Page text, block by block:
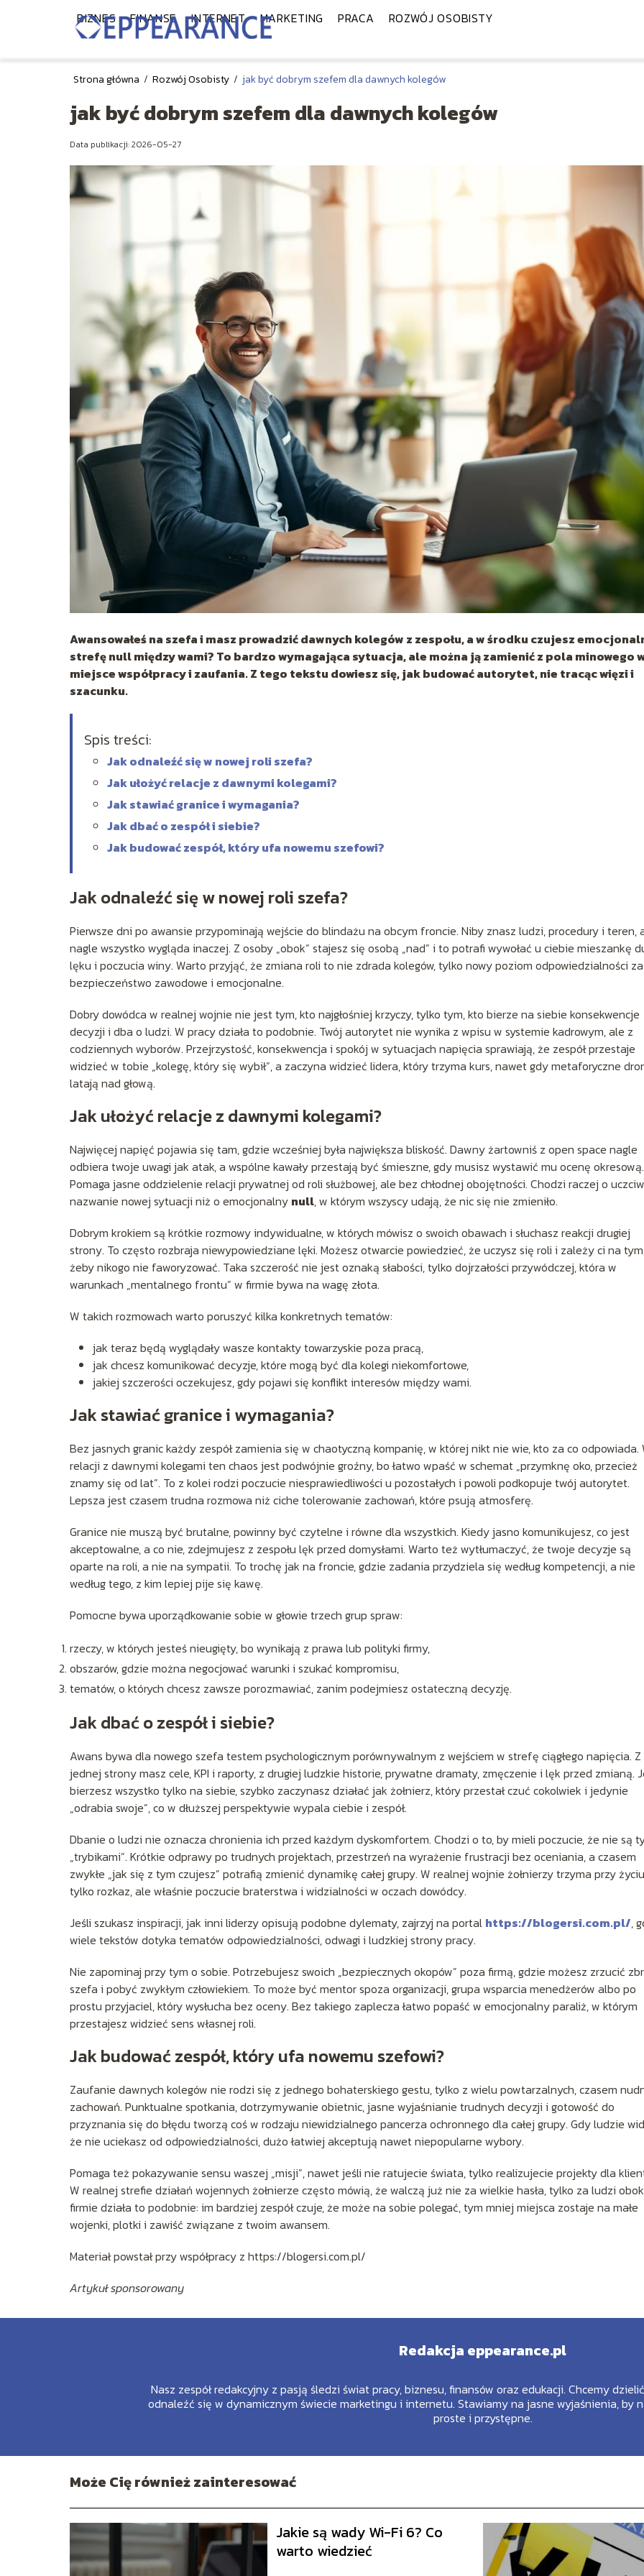
BIZNES FINANSE INTERNET MARKETING PRACA ROZWÓJ OSOBISTY
Strona główna / Rozwój Osobisty / jak być dobrym szefem dla dawnych kolegów
jak być dobrym szefem dla dawnych kolegów
Data publikacji: 2026-05-27
Awansowałeś na szefa i masz prowadzić dawnych kolegów z zespołu, a w środku czujesz
strefęnullmiędzy wami? To bardzo wymagająca sytuacja, ale można ją zamienić z pola minowego
miejsce współpracy i zaufania. Z tego tekstu dowiesz się, jak budować autorytet, nie tracąc więzi i
szacunku.
Spis treści:
Jak odnaleźć się w nowej roli szefa?
Jak ułożyć relacje z dawnymi kolegami?
Jak stawiać granice i wymagania?
Jak dbać o zespół i siebie?
Jak budować zespół, który ufa nowemu szefowi?
Jak odnaleźć się w nowej roli szefa?
Pierwsze dni po awansie przypominają wejście do blindażu na obcym froncie. Niby znasz ludzi, procedury i teren,
nagle wszystko wygląda inaczej. Z osoby „obok” stajesz się osobą „nad” i to potrafi wywołać u ciebie mieszankę
lęku i poczucia winy. Warto przyjąć, że zmiana roli to nie zdrada kolegów, tylko nowy poziom odpowiedzialności
bezpieczeństwo zawodowe i emocjonalne.
Dobry dowódca w realnej wojnie nie jest tym, kto najgłośniej krzyczy, tylko tym, kto bierze na siebie konsekwencje
decyzji i dba o ludzi. W pracy działa to podobnie. Twój autorytet nie wynika z wpisu w systemie kadrowym, ale z
codziennych wyborów. Przejrzystość, konsekwencja i spokój w sytuacjach napięcia sprawiają, że zespół przestaje
widzieć w tobie „kolegę, który się wybił”, a zaczyna widzieć lidera, który trzyma kurs, nawet gdy metaforyczne
latają nad głową.
Jak ułożyć relacje z dawnymi kolegami?
Najwięcej napięć pojawia się tam, gdzie wcześniej była największa bliskość. Dawny żartowniś z open space nagle
odbiera twoje uwagi jak atak, a wspólne kawały przestają być śmieszne, gdy musisz wystawić mu ocenę okresową.
Pomaga jasne oddzielenie relacji prywatnej od roli służbowej, ale bez chłodnej obojętności. Chodzi raczej o
nazwanie nowej sytuacji niż o emocjonalny null, w którym wszyscy udają, że nic się nie zmieniło.
Dobrym krokiem są krótkie rozmowy indywidualne, w których mówisz o swoich obawach i słuchasz reakcji drugiej
strony. To często rozbraja niewypowiedziane lęki. Możesz otwarcie powiedzieć, że uczysz się roli i zależy ci na
żeby nikogo nie faworyzować. Taka szczerość nie jest oznaką słabości, tylko dojrzałości przywódczej, która w
warunkach „mentalnego frontu” w firmie bywa na wagę złota.
W takich rozmowach warto poruszyć kilka konkretnych tematów:
jak teraz będą wyglądały wasze kontakty towarzyskie poza pracą,
jak chcesz komunikować decyzje, które mogą być dla kolegi niekomfortowe,
jakiej szczerości oczekujesz, gdy pojawi się konflikt interesów między wami.
Jak stawiać granice i wymagania?
Bez jasnych granic każdy zespół zamienia się w chaotyczną kompanię, w której nikt nie wie, kto za co odpowiada.
relacji z dawnymi kolegami ten chaos jest podwójnie groźny, bo łatwo wpaść w schemat „przymknę oko, przecież
znamy się od lat”. To z kolei rodzi poczucie niesprawiedliwości u pozostałych i powoli podkopuje twój autorytet.
Lepsza jest czasem trudna rozmowa niż ciche tolerowanie zachowań, które psują atmosferę.
Granice nie muszą być brutalne, powinny być czytelne i równe dla wszystkich. Kiedy jasno komunikujesz, co jest
akceptowalne, a co nie, zdejmujesz z zespołu lęk przed domysłami. Warto też wytłumaczyć, że twoje decyzje są
oparte na roli, a nie na sympatii. To trochę jak na froncie, gdzie zadania przydziela się według kompetencji, a nie
według tego, z kim lepiej pije się kawę.
Pomocne bywa uporządkowanie sobie w głowie trzech grup spraw:
rzeczy, w których jesteś nieugięty, bo wynikają z prawa lub polityki firmy,
obszarów, gdzie można negocjować warunki i szukać kompromisu,
tematów, o których chcesz zawsze porozmawiać, zanim podejmiesz ostateczną decyzję.
Jak dbać o zespół i siebie?
Awans bywa dla nowego szefa testem psychologicznym porównywalnym z wejściem w strefę ciągłego napięcia. Z
jednej strony masz cele, KPI i raporty, z drugiej ludzkie historie, prywatne dramaty, zmęczenie i lęk przed zmianą.
bierzesz wszystko tylko na siebie, szybko zaczynasz działać jak żołnierz, który przestał czuć cokolwiek i jedynie
„odrabia swoje”, co w dłuższej perspektywie wypala ciebie i zespół.
Dbanie o ludzi nie oznacza chronienia ich przed każdym dyskomfortem. Chodzi o to, by mieli poczucie, że nie są
„trybikami”. Krótkie odprawy po trudnych projektach, przestrzeń na wyrażenie frustracji bez oceniania, a czasem
zwykłe „jak się z tym czujesz” potrafią zmienić dynamikę całej grupy. W realnej wojnie żołnierzy trzyma przy
tylko rozkaz, ale właśnie poczucie braterstwa i widzialności w oczach dowódcy.
Jeśli szukasz inspiracji, jak inni liderzy opisują podobne dylematy, zajrzyj na portal https://blogersi.com.pl/,
wiele tekstów dotyka tematów odpowiedzialności, odwagi i ludzkiej strony pracy.
Nie zapominaj przy tym o sobie. Potrzebujesz swoich „bezpiecznych okopów” poza firmą, gdzie możesz zrzucić
szefa i pobyć zwykłym człowiekiem. To może być mentor spoza organizacji, grupa wsparcia menedżerów albo po
prostu przyjaciel, który wysłucha bez oceny. Bez takiego zaplecza łatwo popaść w emocjonalny paraliż, w którym
przestajesz widzieć sens własnej roli.
Jak budować zespół, który ufa nowemu szefowi?
Zaufanie dawnych kolegów nie rodzi się z jednego bohaterskiego gestu, tylko z wielu powtarzalnych, czasem
zachowań. Punktualne spotkania, dotrzymywanie obietnic, jasne wyjaśnianie trudnych decyzji i gotowość do
przyznania się do błędu tworzą coś w rodzaju niewidzialnego pancerza ochronnego dla całej grupy. Gdy ludzie
że nie uciekasz od odpowiedzialności, dużo łatwiej akceptują nawet niepopularne wybory.
Pomaga też pokazywanie sensu waszej „misji”, nawet jeśli nie ratujecie świata, tylko realizujecie projekty dla
W realnej strefie działań wojennych żołnierze często mówią, że walczą już nie za wielkie hasła, tylko za ludzi
firmie działa to podobnie: im bardziej zespół czuje, że może na sobie polegać, tym mniej miejsca zostaje na małe
wojenki, plotki i zawiść związane z twoim awansem.
Materiał powstał przy współpracy z https://blogersi.com.pl/
Artykuł sponsorowany
Redakcja eppearance.pl
Nasz zespół redakcyjny z pasją śledzi świat pracy, biznesu, finansów oraz edukacji. Chcemy
odnaleźć się w dynamicznym świecie marketingu i internetu. Stawiamy na jasne wyjaśnienia, by
proste i przystępne.
Może Cię również zainteresować
Jakie są wady Wi-Fi 6? Co
warto wiedzieć